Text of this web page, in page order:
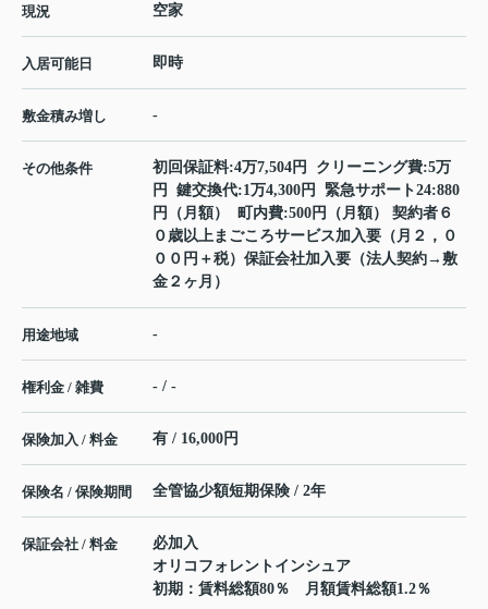
現況 空家
入居可能日 即時
敷金積み増し -
その他条件
初回保証料:4万7,504円 クリーニング費:5万
円 鍵交換代:1万4,300円 緊急サポート24:880
円（月額） 町内費:500円（月額） 契約者６
０歳以上まごころサービス加入要（月２，０
００円＋税）保証会社加入要（法人契約→敷
金２ヶ月）
用途地域 -
権利金 / 雑費 - / -
保険加入 / 料金 有 / 16,000円
保険名 / 保険期間 全管協少額短期保険 / 2年
保証会社 / 料金
必加入
オリコフォレントインシュア
初期：賃料総額80％ 月額賃料総額1.2％